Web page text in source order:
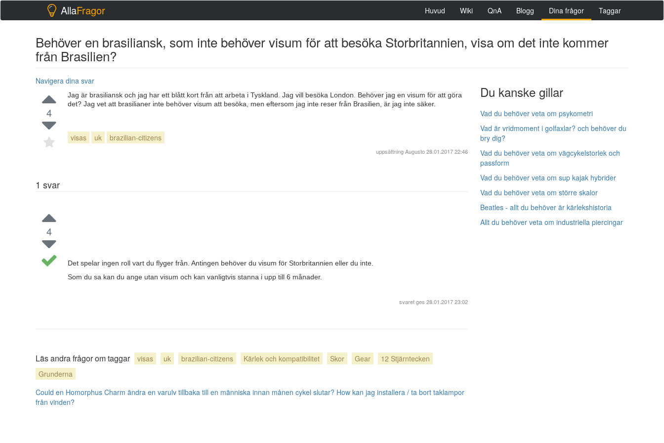
AllaFragor Huvud Wiki QnA Blogg Dina frågor Taggar
Behöver en brasiliansk, som inte behöver visum för att besöka Storbritannien, visa om det inte kommer
från Brasilien?
Navigera dina svar
Du kanske gillar
Vad du behöver veta om psykometri
Vad är vridmoment i golfaxlar? och behöver du
bry dig?
Vad du behöver veta om vägcykelstorlek och
passform
Vad du behöver veta om sup kajak hybrider
Vad du behöver veta om större skalor
Beatles - allt du behöver är kärlekshistoria
Allt du behöver veta om industriella piercingar
4
Jag är brasiliansk och jag har ett blått kort från att arbeta i Tyskland. Jag vill besöka London. Behöver jag en visum för att göra
det? Jag vet att brasilianer inte behöver visum att besöka, men eftersom jag inte reser från Brasilien, är jag inte säker.
visas uk brazilian-citizens
uppsättningAugusto28.01.2017 22:46
1 svar
4
Det spelar ingen roll vart du flyger från. Antingen behöver du visum för Storbritannien eller du inte.
Som du sa kan du ange utan visum och kan vanligtvis stanna i upp till 6 månader.
svaret ges 28.01.2017 23:02
Läs andra frågor om taggar visas uk brazilian-citizens Kärlek och kompatibilitet Skor Gear
12 Stjärntecken
Grunderna
Could en Homorphus Charm ändra en varulv tillbaka till en människa innan månen cykel slutar? How kan jag installera / ta bort taklampor
från vinden?